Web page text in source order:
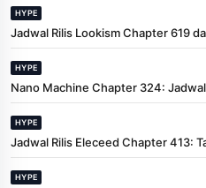
HYPE
Jadwal Rilis Lookism Chapter 619
HYPE
Nano Machine Chapter 324:
HYPE
Jadwal Rilis Eleceed Chapter 413:
HYPE